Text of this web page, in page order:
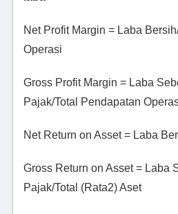
Net Profit Margin = Laba
Operasi
Gross Profit Margin = Laba
Pajak/Total Pendapatan
Net Return on Asset = Laba
Gross Return on Asset = Laba
Pajak/Total (Rata2) Aset